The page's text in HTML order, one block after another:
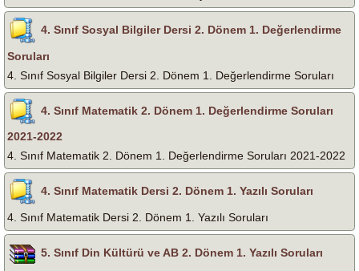
4. Sınıf Sosyal Bilgiler Dersi 2. Dönem 1. Değerlendirme
Soruları
4. Sınıf Sosyal Bilgiler Dersi 2. Dönem 1. Değerlendirme Soruları
4. Sınıf Matematik 2. Dönem 1. Değerlendirme Soruları
2021-2022
4. Sınıf Matematik 2. Dönem 1. Değerlendirme Soruları 2021-2022
4. Sınıf Matematik Dersi 2. Dönem 1. Yazılı Soruları
4. Sınıf Matematik Dersi 2. Dönem 1. Yazılı Soruları
5. Sınıf Din Kültürü ve AB 2. Dönem 1. Yazılı Soruları